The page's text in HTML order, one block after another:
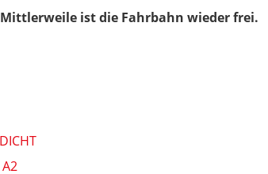
ist die Fahrbahn wieder frei.